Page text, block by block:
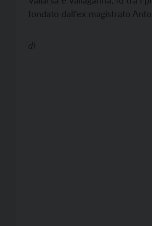
fondato dall’ex magistrato
di